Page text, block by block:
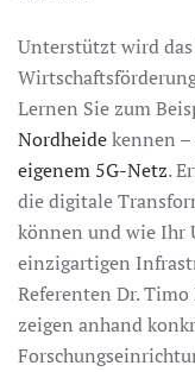
Unterstützt wird
Lernen Sie zum
Nordheidekennen
eigenem 5G-Netz.
die digitale
können und wie Ihr
einzigartigen
Referenten Dr.
zeigen anhand